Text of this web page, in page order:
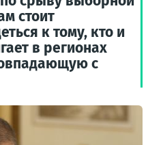
стоит
к тому, кто и
в регионах
с